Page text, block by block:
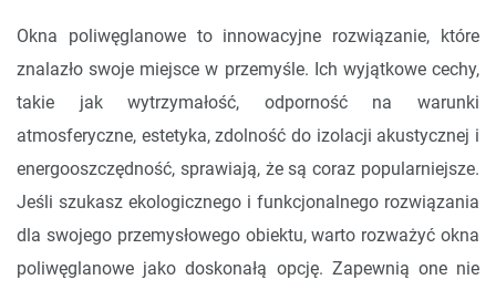
Okna poliwęglanowe to innowacyjne rozwiązanie, które
znalazło swoje miejsce w przemyśle. Ich wyjątkowe cechy,
takie jak wytrzymałość, odporność na warunki
atmosferyczne, estetyka, zdolność do izolacji akustycznej i
energooszczędność, sprawiają, że są coraz popularniejsze.
Jeśli szukasz ekologicznego i funkcjonalnego rozwiązania
dla swojego przemysłowego obiektu, warto rozważyć okna
poliwęglanowe jako doskonałą opcję. Zapewnią one nie